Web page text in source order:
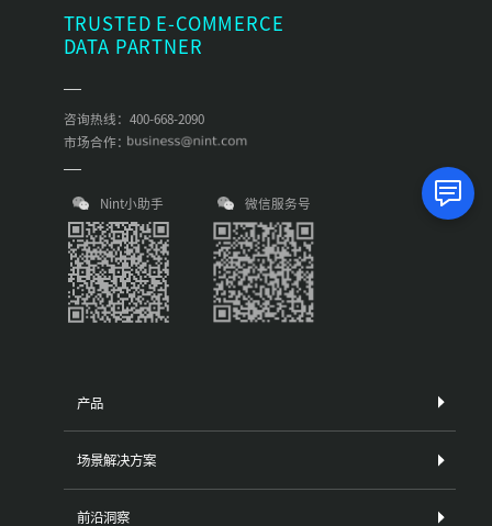
TRUSTED E-COMMERCE
DATA PARTNER
咨询热线：400-668-2090
市场合作：
Nint小助手 微信服务号
产品
场景解决方案
前沿洞察